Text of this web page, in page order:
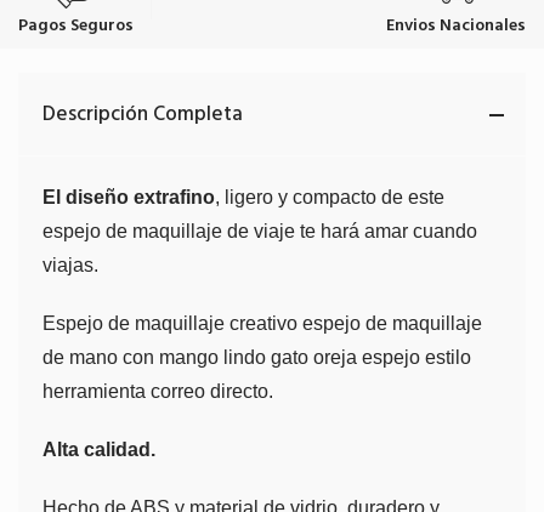
Pagos Seguros Envios Nacionales
Descripción Completa
El diseño extrafino, ligero y compacto de este
espejo de maquillaje de viaje te hará amar cuando
viajas.
Espejo de maquillaje creativo espejo de maquillaje
de mano con mango lindo gato oreja espejo estilo
herramienta correo directo.
Alta calidad.